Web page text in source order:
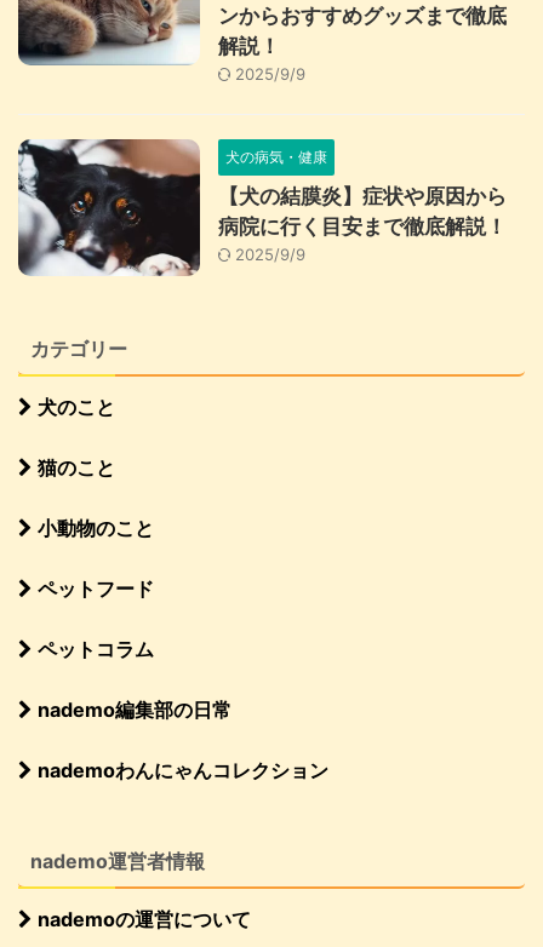
ンからおすすめグッズまで徹底
解説！
2025/9/9
犬の病気・健康
【犬の結膜炎】症状や原因から
病院に行く目安まで徹底解説！
2025/9/9
カテゴリー
犬のこと
猫のこと
小動物のこと
ペットフード
ペットコラム
nademo編集部の日常
nademoわんにゃんコレクション
nademo運営者情報
nademoの運営について